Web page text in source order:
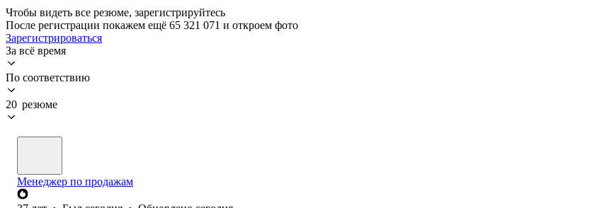
Чтобы видеть все резюме, зарегистрируйтесь
После регистрации покажем ещё 65 321 071 и откроем фото
Зарегистрироваться
За всё время
По соответствию
20 резюме
Менеджер по продажам